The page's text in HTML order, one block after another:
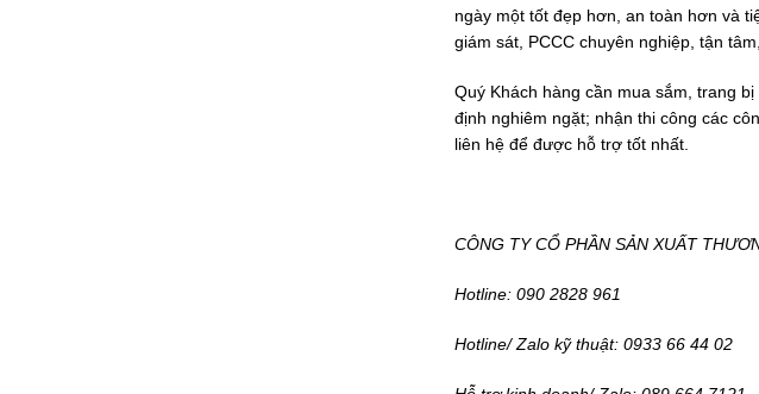
ngày một tốt đẹp hơn, an toàn hơn và
giám sát, PCCC chuyên nghiệp, tận
Quý Khách hàng cần mua sắm, trang
định nghiêm ngặt; nhận thi công các
liên hệ để được hỗ trợ tốt nhất.
CÔNG TY CỔ PHẦN SẢN XUẤT
Hotline: 090 2828 961
Hotline/ Zalo kỹ thuật: 0933 66 44 02